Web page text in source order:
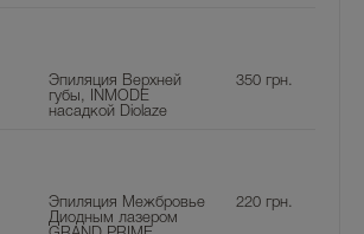
Эпиляция Верхней
губы, INMODE
насадкой Diolaze
350грн.
Эпиляция Межбровье
Диодным лазером
220грн.